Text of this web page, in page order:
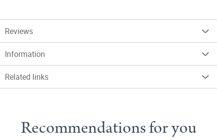
Reviews
Information
Related links
Recommendations for you